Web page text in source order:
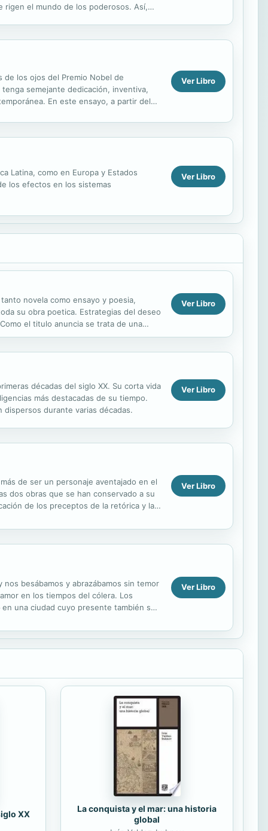
rigen el mundo de los poderosos. Así,
de los ojos del Premio Nobel de
semejante dedicación, inventiva,
En este ensayo, a partir del
Ver Libro
Latina, como en Europa y Estados
los efectos en los sistemas
Ver Libro
novela como ensayo y poesia,
su obra poetica. Estrategias del deseo
el titulo anuncia se trata de una
erotica,...
Ver Libro
décadas del siglo XX. Su corta vida
más destacadas de su tiempo.
durante varias décadas.
Ver Libro
de ser un personaje aventajado en el
dos obras que se han conservado a su
de los preceptos de la retórica y la
Ver Libro
besábamos y abrazábamos sin temor
en los tiempos del cólera. Los
una ciudad cuyo presente también se
Ver Libro
XX
La conquista y el mar: una historia
global